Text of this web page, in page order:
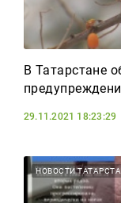
В Татарстане
29.11.2021 18:23:29
НОВОСТИ